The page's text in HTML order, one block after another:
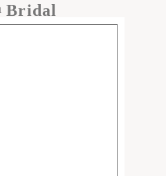
Bridal